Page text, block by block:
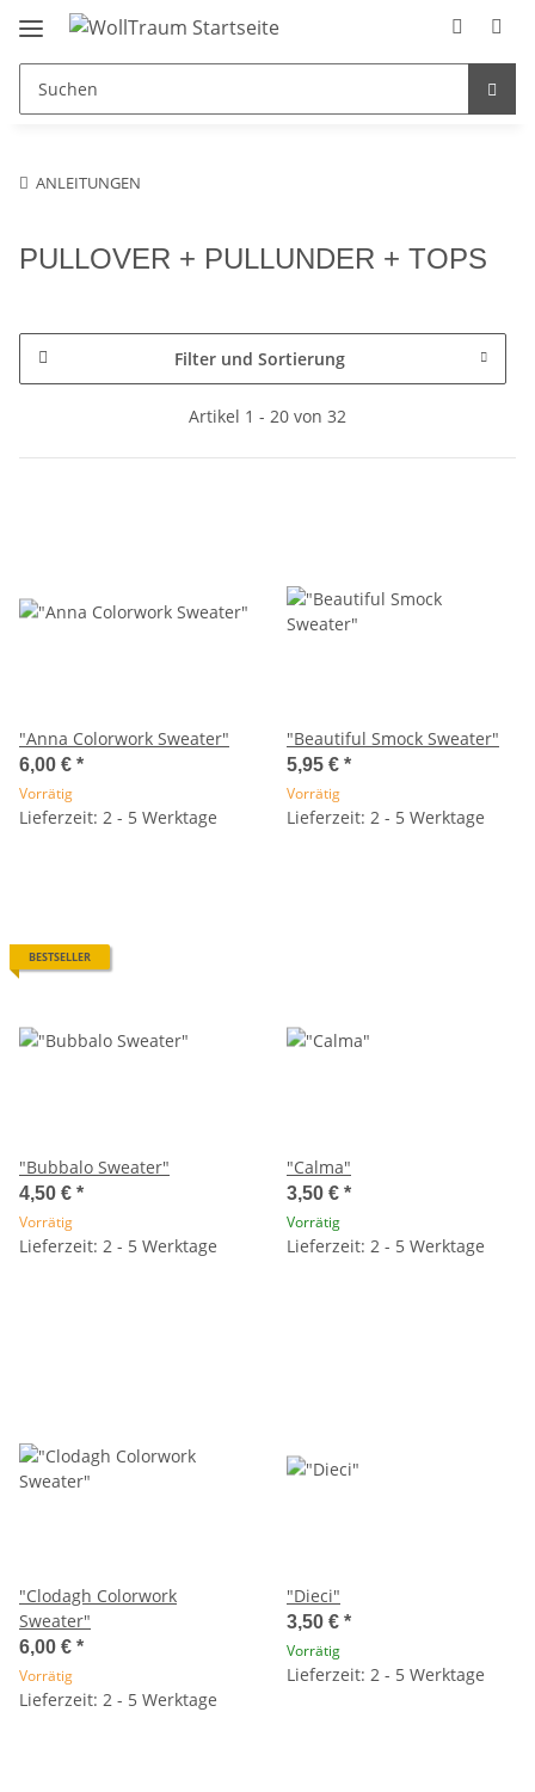
ANLEITUNGEN
PULLOVER + PULLUNDER + TOPS
Filter und Sortierung
Artikel 1 - 20 von 32
"Anna Colorwork Sweater"
6,00 € *
Vorrätig
Lieferzeit: 2 - 5 Werktage
"Beautiful Smock Sweater"
5,95 € *
Vorrätig
Lieferzeit: 2 - 5 Werktage
BESTSELLER
"Bubbalo Sweater"
4,50 € *
Vorrätig
Lieferzeit: 2 - 5 Werktage
"Calma"
3,50 € *
Vorrätig
Lieferzeit: 2 - 5 Werktage
"Clodagh Colorwork
Sweater"
6,00 € *
Vorrätig
Lieferzeit: 2 - 5 Werktage
"Dieci"
3,50 € *
Vorrätig
Lieferzeit: 2 - 5 Werktage